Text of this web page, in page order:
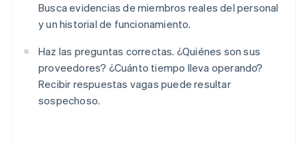
Busca evidencias de miembros reales del personal
y un historial de funcionamiento.
Haz las preguntas correctas. ¿Quiénes son sus
proveedores? ¿Cuánto tiempo lleva operando?
Recibir respuestas vagas puede resultar
sospechoso.